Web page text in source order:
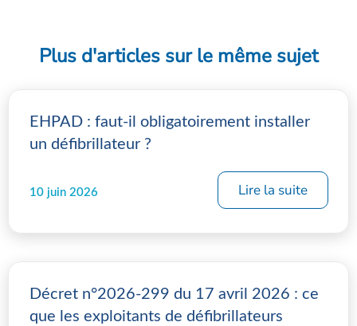
Plus d'articles sur le même sujet
EHPAD : faut-il obligatoirement installer
un défibrillateur ?
10 juin 2026 Lire la suite
Décret n°2026-299 du 17 avril 2026 : ce
que les exploitants de défibrillateurs